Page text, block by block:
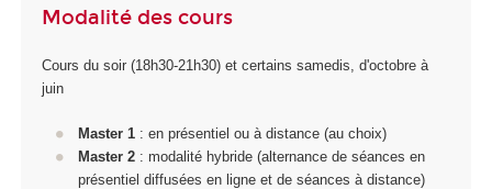
Modalité des cours
Cours du soir (18h30-21h30) et certains samedis, d'octobre à
juin
Master 1: en présentiel ou à distance (au choix)
Master 2: modalité hybride (alternance de séances en
présentiel diffusées en ligne et de séances à distance)